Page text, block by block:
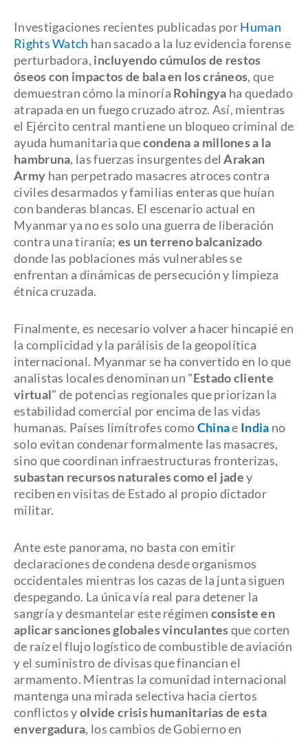
Investigaciones recientes publicadas porHuman
Rights Watch han sacado a la luz evidencia forense
perturbadora, incluyendo cúmulos de restos
óseos con impactos de bala en los cráneos, que
demuestran cómo la minoría Rohingya ha quedado
atrapada en un fuego cruzado atroz. Así, mientras
el Ejército central mantiene un bloqueo criminal de
ayuda humanitaria quecondena a millones a la
hambruna, las fuerzas insurgentes delArakan
Army han perpetrado masacres atroces contra
civiles desarmados y familias enteras que huían
con banderas blancas. El escenario actual en
Myanmar ya no es solo una guerra de liberación
contra una tiranía;es un terreno balcanizado
donde las poblaciones más vulnerables se
enfrentan a dinámicas de persecución y limpieza
étnica cruzada.
Finalmente, es necesario volver a hacer hincapié en
la complicidad y la parálisis de la geopolítica
internacional. Myanmar se ha convertido en lo que
analistas locales denominan un "Estado cliente
virtual" de potencias regionales que priorizan la
estabilidad comercial por encima de las vidas
humanas. Países limítrofes comoChinae India no
solo evitan condenar formalmente las masacres,
sino que coordinan infraestructuras fronterizas,
subastan recursos naturales como el jadey
reciben en visitas de Estado al propio dictador
militar.
Ante este panorama, no basta con emitir
declaraciones de condena desde organismos
occidentales mientras los cazas de la junta siguen
despegando. La única vía real para detener la
sangría y desmantelar este régimen consiste en
aplicar sanciones globales vinculantesque corten
de raíz el flujo logístico de combustible de aviación
y el suministro de divisas que financian el
armamento. Mientras la comunidad internacional
mantenga una mirada selectiva hacia ciertos
conflictos yolvide crisis humanitarias de esta
envergadura, los cambios de Gobierno en